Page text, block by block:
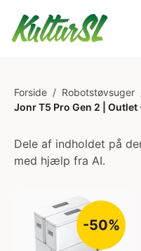
Forside / Robotstøvsuger
Jonr T5 Pro Gen 2 | Outlet
Dele af indholdet på
med hjælp fra AI.
-50%